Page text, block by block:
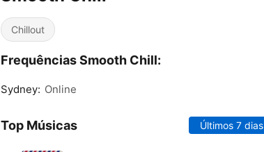
Chillout
Frequências Smooth Chill:
Sydney: Online
Top Músicas Últimos 7 dias